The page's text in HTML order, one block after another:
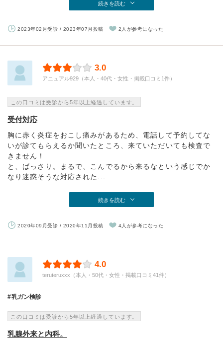
続きを読む
2023年02月受診 / 2023年07月投稿 2人が参考になった
3.0
アニュアル929（本人・40代・女性・掲載口コミ1件）
この口コミは受診から5年以上経過しています。
受付対応
胸に赤く炎症をおこし痛みがあるため、電話して予約してな
いが診てもらえるか聞いたところ、来ていただいても検査で
きません！
と、ばっさり。まるで、こんでるから来るなという感じでか
なり迷惑そうな対応された...
続きを読む
2020年09月受診 / 2020年11月投稿 4人が参考になった
4.0
teruteruxxx（本人・50代・女性・掲載口コミ41件）
乳ガン検診
この口コミは受診から5年以上経過しています。
乳腺外来と内科。